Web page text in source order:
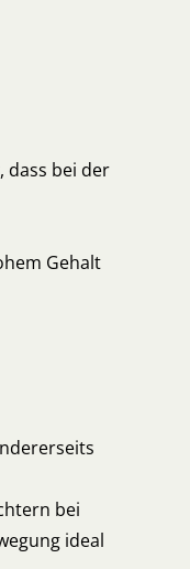
dass bei der
Gehalt
bei
ideal